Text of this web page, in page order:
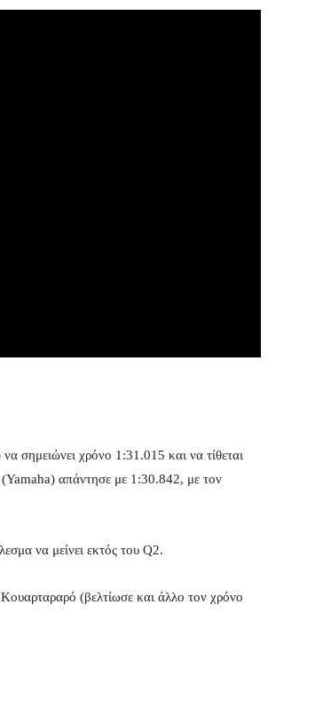
σημειώνει χρόνο 1:31.015 και να τίθεται
απάντησε με 1:30.842, με τον
να μείνει εκτός του Q2.
(βελτίωσε και άλλο τον χρόνο